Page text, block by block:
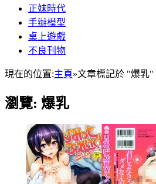
正妹時代
手辦模型
桌上遊戲
不良刊物
現在的位置:主頁»文章標記於 "爆乳"
瀏覽: 爆乳